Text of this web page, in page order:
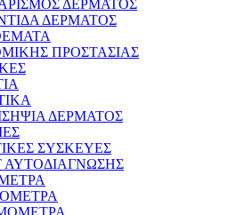
ΔΕΡΜΑΤΟΣ
ΔΕΡΜΑΤΟΣ
ΠΡΟΣΤΑΣΙΑΣ
ΔΕΡΜΑΤΟΣ
ΣΥΣΚΕΥΕΣ
ΑΥΤΟΔΙΑΓΝΩΣΗΣ